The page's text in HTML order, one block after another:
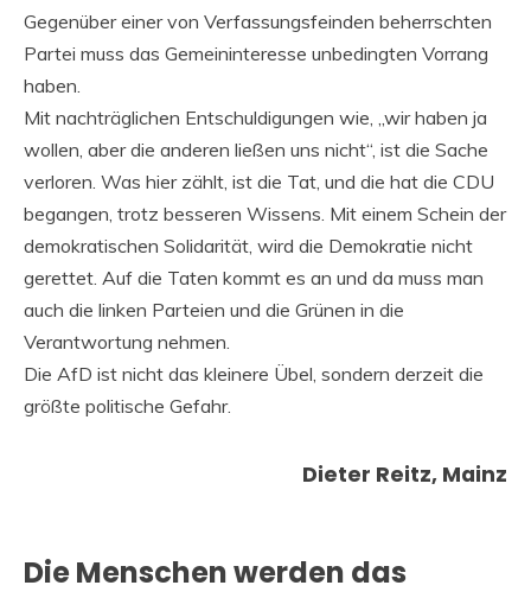
Gegenüber einer von Verfassungsfeinden beherrschten
Partei muss das Gemeininteresse unbedingten Vorrang
haben.
Mit nachträglichen Entschuldigungen wie, „wir haben ja
wollen, aber die anderen ließen uns nicht“, ist die Sache
verloren. Was hier zählt, ist die Tat, und die hat die CDU
begangen, trotz besseren Wissens. Mit einem Schein der
demokratischen Solidarität, wird die Demokratie nicht
gerettet. Auf die Taten kommt es an und da muss man
auch die linken Parteien und die Grünen in die
Verantwortung nehmen.
Die AfD ist nicht das kleinere Übel, sondern derzeit die
größte politische Gefahr.
Dieter Reitz, Mainz
Die Menschen werden das